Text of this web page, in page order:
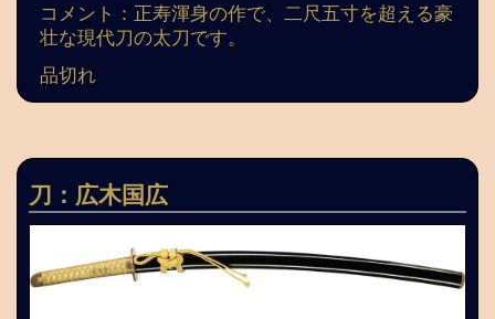
コメント：正寿渾身の作で、二尺五寸を超える豪
壮な現代刀の太刀です。
品切れ
刀：広木国広